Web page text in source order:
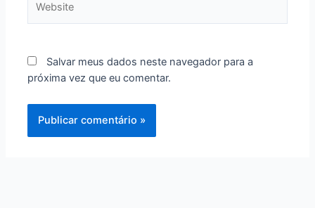
Salvar meus dados neste navegador para a
próxima vez que eu comentar.